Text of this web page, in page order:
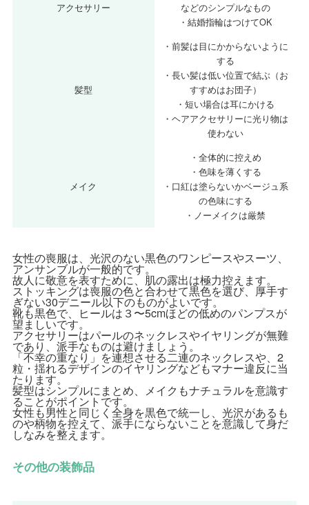
アクセサリー
などのシンプルなもの
・結婚指輪はつけてOK
髪型
・前髪は目にかからないように
する
・長い髪は低い位置で結ぶ（お
すすめはお団子）
・短い場合は耳にかける
・ヘアアクセサリーに光り物は
使わない
メイク
・全体的に控えめ
・色味を薄くする
・口紅は塗らないかベージュ系
の色味にする
・ノーメイクは厳禁
女性の喪服は、光沢のない黒色のワンピースやスーツ、
アンサンブルが一般的です。
故人に敬意を表すために、肌の露出は極力控えます。
ストッキングは喪服の色と合わせて黒色を選び、厚手す
ぎない30デニール以下のものがよいです。
靴も黒色で、ヒールは３〜5cmほどの低めのパンプスが
望ましいです。
アクセサリーはパールのネックレスやイヤリングが無難
であり、派手なものは避けましょう。
「不幸の重なり」を連想させる二連のネックレスや、2
粒・揺れるデザインのイヤリングなどもマナー違反に当
たります。
髪型はシンプルにまとめ、メイクもナチュラルを意識す
ることがポイントです。
女性も男性と同じく全身を黒色で統一し、光沢があるも
のや柄物を控えて、派手にならないことを意識して身だ
しなみを整えます。
その他の装飾品